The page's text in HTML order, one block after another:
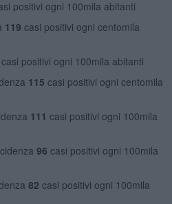
positivi ogni 100mila abitanti
119 casi positivi ogni centomila
casi positivi ogni 100mila abitanti
115 casi positivi ogni centomila
111 casi positivi ogni 100mila
96 casi positivi ogni 100mila
82 casi positivi ogni 100mila